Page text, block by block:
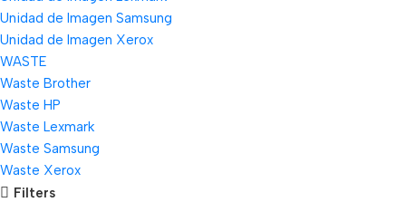
Unidad de Imagen Samsung
Unidad de Imagen Xerox
WASTE
Waste Brother
Waste HP
Waste Lexmark
Waste Samsung
Waste Xerox
Filters